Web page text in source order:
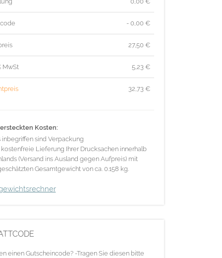
- 0,00 €
27,50 €
MwSt 5,23 €
32,73 €
Kosten:
inbegriffen sind Verpackung
Lieferung Ihrer Drucksachen innerhalb
(Versand ins Ausland gegen Aufpreis) mit
Gesamtgewicht von ca. 0.158 kg.
einen Gutscheincode? -Tragen Sie diesen bitte